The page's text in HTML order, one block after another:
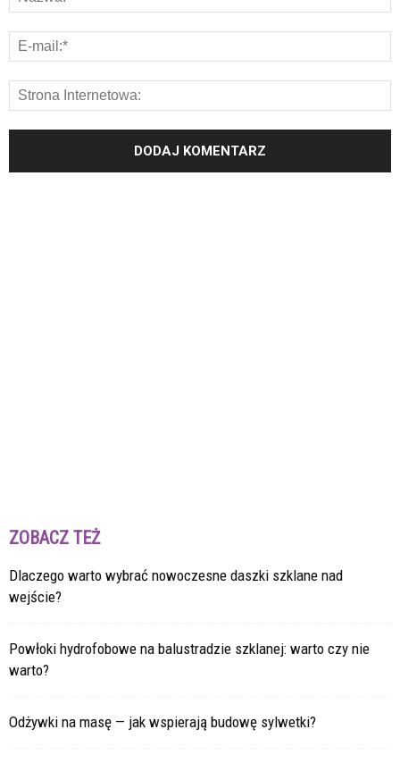
ZOBACZ TEŻ
Dlaczego warto wybrać nowoczesne daszki szklane nad
wejście?
Powłoki hydrofobowe na balustradzie szklanej: warto czy nie
warto?
Odżywki na masę — jak wspierają budowę sylwetki?